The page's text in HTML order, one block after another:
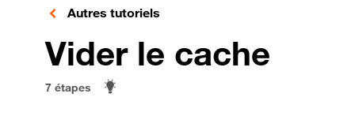
Autres tutoriels
Vider le cache
7 étapes